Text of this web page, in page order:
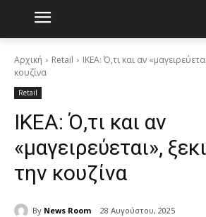
Αρχική Retail
IKEA: Ό,τι και αν
κουζίνα
Retail
IKEA: Ό,τι και αν
«μαγειρεύεται»,
την κουζίνα
By News Room 28 Αυγούστου, 2025